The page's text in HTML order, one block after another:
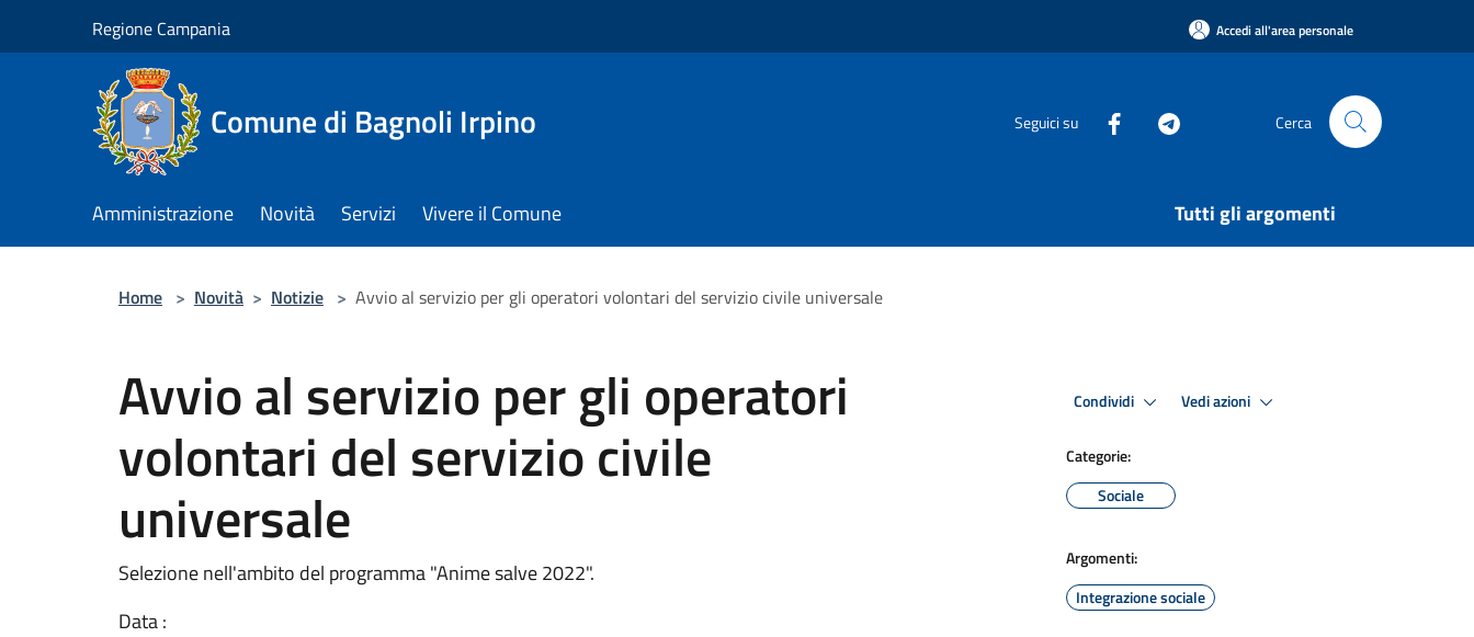
Regione Campania Accedi all'area personale
Comune di Bagnoli Irpino Seguici su Cerca
Amministrazione Novità Servizi Vivere il Comune Tutti gli argomenti
Home > Novità > Notizie > Avvio al servizio per gli operatori volontari del servizio civile universale
Avvio al servizio per gli operatori
volontari del servizio civile
universale
Selezione nell'ambito del programma "Anime salve 2022".
Data :
Condividi Vedi azioni
Categorie:
Sociale
Argomenti:
Integrazione sociale